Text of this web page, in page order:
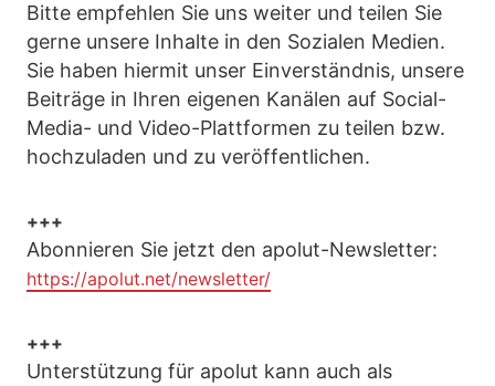
Bitte empfehlen Sie uns weiter und teilen Sie
gerne unsere Inhalte in den Sozialen Medien.
Sie haben hiermit unser Einverständnis, unsere
Beiträge in Ihren eigenen Kanälen auf Social-
Media- und Video-Plattformen zu teilen bzw.
hochzuladen und zu veröffentlichen.
+++
Abonnieren Sie jetzt den apolut-Newsletter:
https://apolut.net/newsletter/
+++
Unterstützung für apolut kann auch als